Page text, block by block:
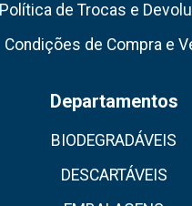
Política de Trocas e
Condições de Compra e
Departamentos
BIODEGRADÁVEIS
DESCARTÁVEIS